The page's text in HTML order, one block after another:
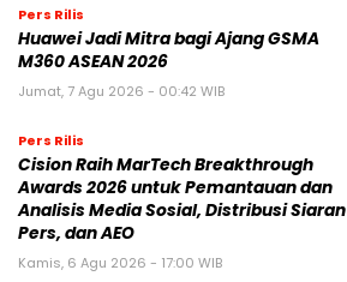
Pers Rilis
Huawei Jadi Mitra bagi Ajang GSMA
M360 ASEAN 2026
Jumat, 7 Agu 2026 - 00:42 WIB
Pers Rilis
Cision Raih MarTech Breakthrough
Awards 2026 untuk Pemantauan dan
Analisis Media Sosial, Distribusi Siaran
Pers, dan AEO
Kamis, 6 Agu 2026 - 17:00 WIB